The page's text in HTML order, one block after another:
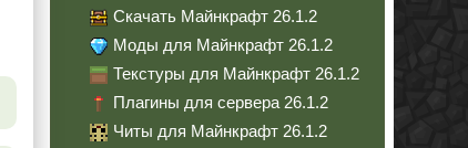
Скачать Майнкрафт 26.1.2
Моды для Майнкрафт 26.1.2
Текстуры для Майнкрафт 26.1.2
Плагины для сервера 26.1.2
Читы для Майнкрафт 26.1.2